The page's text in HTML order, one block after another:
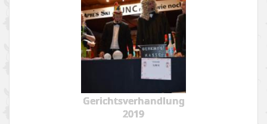
Gerichtsverhandlung
2019